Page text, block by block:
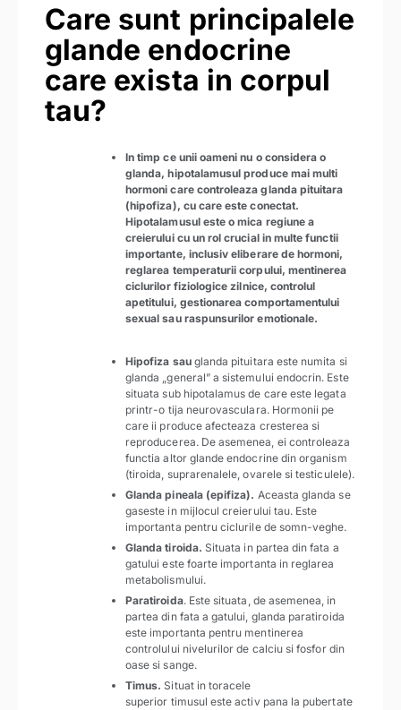
Care sunt principalele
glande endocrine
care exista in corpul
tau?
In timp ce unii oameni nu o considera o
glanda, hipotalamusul produce mai multi
hormoni care controleaza glanda pituitara
(hipofiza), cu care este conectat.
Hipotalamusul este o mica regiune a
creierului cu un rol crucial in multe functii
importante, inclusiv eliberare de hormoni,
reglarea temperaturii corpului, mentinerea
ciclurilor fiziologice zilnice, controlul
apetitului, gestionarea comportamentului
sexual sau raspunsurilor emotionale.
Hipofiza sau glanda pituitara este numita si
glanda „general” a sistemului endocrin. Este
situata sub hipotalamus de care este legata
printr-o tija neurovasculara. Hormonii pe
care ii produce afecteaza cresterea si
reproducerea. De asemenea, ei controleaza
functia altor glande endocrine din organism
(tiroida, suprarenalele, ovarele si testiculele).
Glanda pineala (epifiza). Aceasta glanda se
gaseste in mijlocul creierului tau. Este
importanta pentru ciclurile de somn-veghe.
Glanda tiroida. Situata in partea din fata a
gatului este foarte importanta in reglarea
metabolismului.
Paratiroida. Este situata, de asemenea, in
partea din fata a gatului, glanda paratiroida
este importanta pentru mentinerea
controlului nivelurilor de calciu si fosfor din
oase si sange.
Timus. Situat in toracele
superior timusul este activ pana la pubertate